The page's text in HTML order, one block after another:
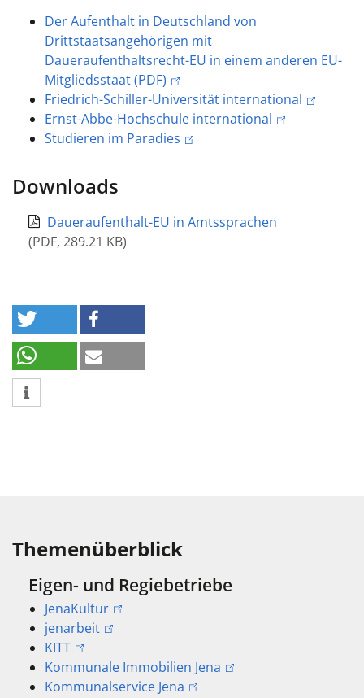
Der Aufenthalt in Deutschland von
Drittstaatsangehörigen mit
Daueraufenthaltsrecht-EU in einem anderen EU-
Mitgliedsstaat (PDF)
Friedrich-Schiller-Universität international
Ernst-Abbe-Hochschule international
Studieren im Paradies
Downloads
Daueraufenthalt-EU in Amtssprachen
(PDF, 289.21 KB)
Themenüberblick
Eigen- und Regiebetriebe
JenaKultur
jenarbeit
KITT
Kommunale Immobilien Jena
Kommunalservice Jena